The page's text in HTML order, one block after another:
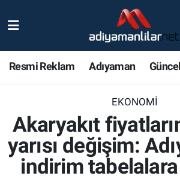
Resmi Reklam Adıyaman Güncel
EKONOMI
Akaryakıt
yarısı değişim:
indirim tabelalara
Magazin
Bölge Haberleri
Nöbetçi Eczaneler
Adiyaman Namaz Vakitleri
Trafik Durumu
Süper Lig Puan Durumu ve